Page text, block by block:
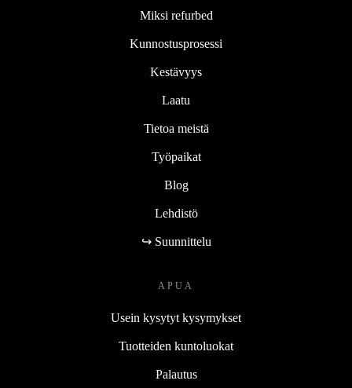
Miksi refurbed
Kunnostusprosessi
Kestävyys
Laatu
Tietoa meistä
Työpaikat
Blog
Lehdistö
↪ Suunnittelu
APUA
Usein kysytyt kysymykset
Tuotteiden kuntoluokat
Palautus